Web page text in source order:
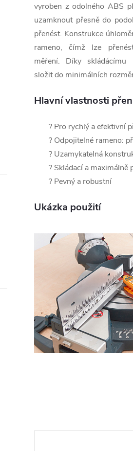
vyroben z odolného ABS
uzamknout přesně do
přenést. Konstrukce
rameno, čímž lze
měření. Díky skládácímu
složit do minimálních
Hlavní vlastnosti
? Pro rychlý a efektivní
? Odpojitelné rameno:
? Uzamykatelná
? Skládací a maximálně
? Pevný a robustní
Ukázka použití